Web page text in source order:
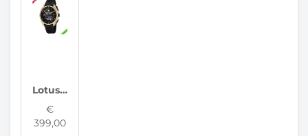
Lotus horloge 20002/5 Connected Full D
€
399,00